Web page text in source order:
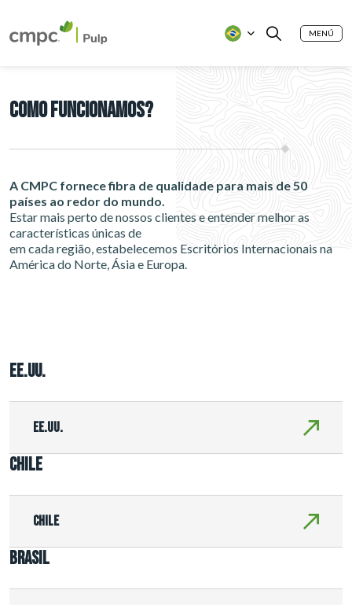
MENÚ
COMO FUNCIONAMOS?
A CMPC fornece fibra de qualidade para mais de 50
países ao redor do mundo.
Estar mais perto de nossos clientes e entender melhor as
características únicas de
em cada região, estabelecemos Escritórios Internacionais na
América do Norte, Ásia e Europa.
EE.UU.
EE.UU.
Chile
Chile
Brasil